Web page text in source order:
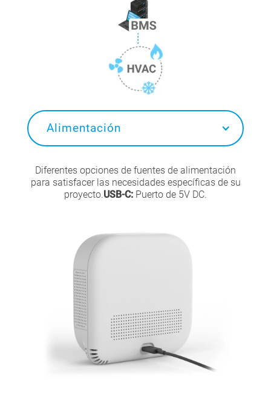
Alimentación
Diferentes opciones de fuentes de alimentación
para satisfacer las necesidades específicas de su
proyecto.USB-C: Puerto de 5V DC.